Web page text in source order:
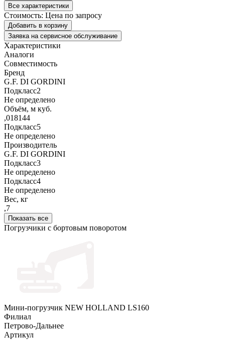
Все характеристики
Стоимость: Цена по запросу
Добавить в корзину
Заявка на сервисное обслуживание
Характеристики
Аналоги
Совместимость
Бренд
G.F. DI GORDINI
Подкласс2
Не определено
Объём, м куб.
,018144
Подкласс5
Не определено
Производитель
G.F. DI GORDINI
Подкласс3
Не определено
Подкласс4
Не определено
Вес, кг
,7
Показать все
Погрузчики с бортовым поворотом
Мини-погрузчик NEW HOLLAND LS160
Филиал
Петрово-Дальнее
Артикул